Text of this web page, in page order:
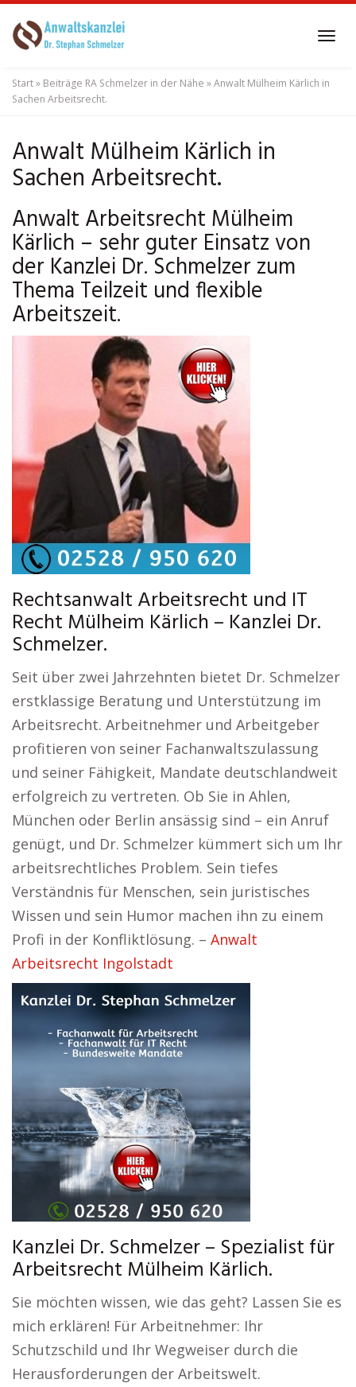
to
content
Start» Beiträge RA Schmelzer in der Nähe »Anwalt Mülheim Kärlich in
Sachen Arbeitsrecht.
Anwalt Mülheim Kärlich in
Sachen Arbeitsrecht.
Anwalt Arbeitsrecht Mülheim
Kärlich – sehr guter Einsatz von
der Kanzlei Dr. Schmelzer zum
Thema Teilzeit und flexible
Arbeitszeit.
Rechtsanwalt Arbeitsrecht und IT
Recht Mülheim Kärlich – Kanzlei Dr.
Schmelzer.
Seit über zwei Jahrzehnten bietet Dr. Schmelzer
erstklassige Beratung und Unterstützung im
Arbeitsrecht. Arbeitnehmer und Arbeitgeber
profitieren von seiner Fachanwaltszulassung
und seiner Fähigkeit, Mandate deutschlandweit
erfolgreich zu vertreten. Ob Sie in Ahlen,
München oder Berlin ansässig sind – ein Anruf
genügt, und Dr. Schmelzer kümmert sich um Ihr
arbeitsrechtliches Problem. Sein tiefes
Verständnis für Menschen, sein juristisches
Wissen und sein Humor machen ihn zu einem
Profi in der Konfliktlösung. – Anwalt
Arbeitsrecht Ingolstadt
Kanzlei Dr. Schmelzer – Spezialist für
Arbeitsrecht Mülheim Kärlich.
Sie möchten wissen, wie das geht? Lassen Sie es
mich erklären! Für Arbeitnehmer: Ihr
Schutzschild und Ihr Wegweiser durch die
Herausforderungen der Arbeitswelt.